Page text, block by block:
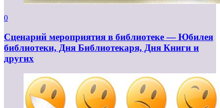
0
Сценарий мероприятия в библиотеке — Юбилея
библиотеки, Дня Библиотекаря, Дня Книги и
других